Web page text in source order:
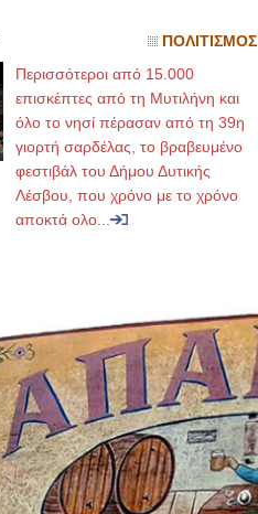
ΠΟΛΙΤΙΣΜΟΣ
Περισσότεροι από 15.000
επισκέπτες από τη Μυτιλήνη και
όλο το νησί πέρασαν από τη 39η
γιορτή σαρδέλας, το βραβευμένο
φεστιβάλ του Δήμου Δυτικής
Λέσβου, που χρόνο με το χρόνο
αποκτά ολο...